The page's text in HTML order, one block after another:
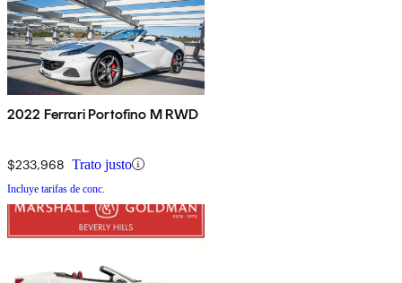
2022 Ferrari Portofino M RWD
$233,968 Trato justo
Incluye tarifas de conc.